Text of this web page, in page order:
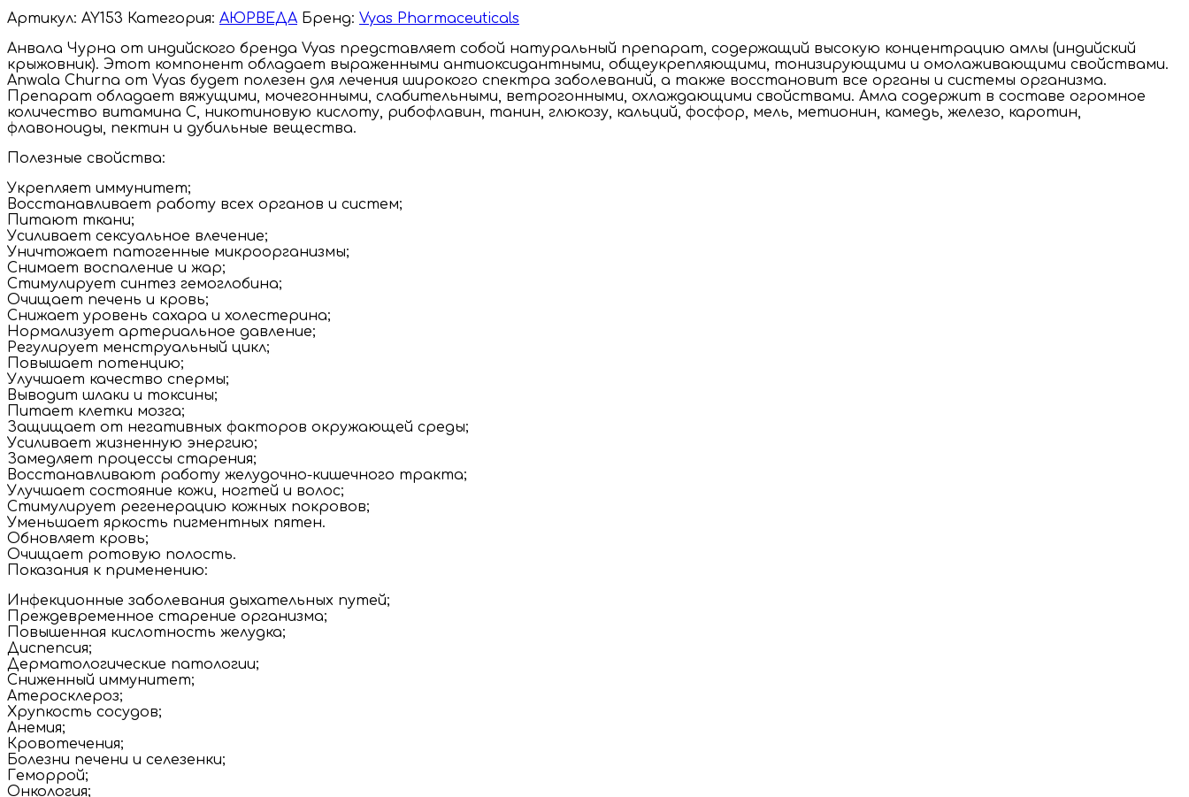
Артикул: AY153 Категория: АЮРВЕДА Бренд: Vyas Pharmaceuticals
Анвала Чурна от индийского бренда Vyas представляет собой натуральный препарат, содержащий высокую концентрацию амлы (индийский
крыжовник). Этот компонент обладает выраженными антиоксидантными, общеукрепляющими, тонизирующими и омолаживающими свойствами.
Anwala Churna от Vyas будет полезен для лечения широкого спектра заболеваний, а также восстановит все органы и системы организма.
Препарат обладает вяжущими, мочегонными, слабительными, ветрогонными, охлаждающими свойствами. Амла содержит в составе огромное
количество витамина С, никотиновую кислоту, рибофлавин, танин, глюкозу, кальций, фосфор, мель, метионин, камедь, железо, каротин,
флавоноиды, пектин и дубильные вещества.
Полезные свойства:
Укрепляет иммунитет;
Восстанавливает работу всех органов и систем;
Питают ткани;
Усиливает сексуальное влечение;
Уничтожает патогенные микроорганизмы;
Снимает воспаление и жар;
Стимулирует синтез гемоглобина;
Очищает печень и кровь;
Снижает уровень сахара и холестерина;
Нормализует артериальное давление;
Регулирует менструальный цикл;
Повышает потенцию;
Улучшает качество спермы;
Выводит шлаки и токсины;
Питает клетки мозга;
Защищает от негативных факторов окружающей среды;
Усиливает жизненную энергию;
Замедляет процессы старения;
Восстанавливают работу желудочно-кишечного тракта;
Улучшает состояние кожи, ногтей и волос;
Стимулирует регенерацию кожных покровов;
Уменьшает яркость пигментных пятен.
Обновляет кровь;
Очищает ротовую полость.
Показания к применению:
Инфекционные заболевания дыхательных путей;
Преждевременное старение организма;
Повышенная кислотность желудка;
Диспепсия;
Дерматологические патологии;
Сниженный иммунитет;
Атеросклероз;
Хрупкость сосудов;
Анемия;
Кровотечения;
Болезни печени и селезенки;
Геморрой;
Онкология;